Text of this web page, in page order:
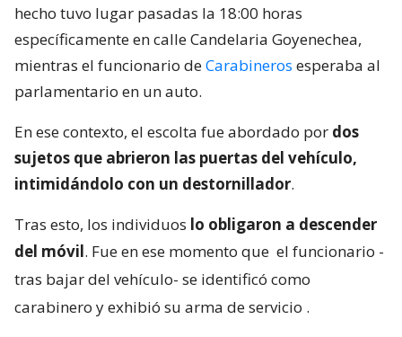
hecho tuvo lugar pasadas la 18:00 horas
específicamente en calle Candelaria Goyenechea,
mientras el funcionario deCarabineros esperaba al
parlamentario en un auto.
En ese contexto, el escolta fue abordado por dos
sujetos que abrieron las puertas del vehículo,
intimidándolo con un destornillador.
Tras esto, los individuos lo obligaron a descender
del móvil. Fue en ese momento que el funcionario -
tras bajar del vehículo- se identificó como
carabinero y exhibió su arma de servicio .